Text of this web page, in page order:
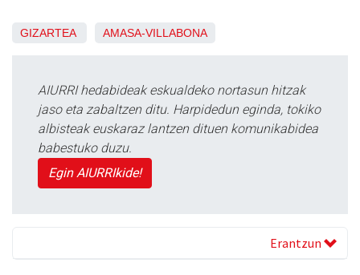
GIZARTEA AMASA-VILLABONA
AIURRI hedabideak eskualdeko nortasun hitzak
jaso eta zabaltzen ditu. Harpidedun eginda, tokiko
albisteak euskaraz lantzen dituen komunikabidea
babestuko duzu.
Egin AIURRIkide!
Erantzun